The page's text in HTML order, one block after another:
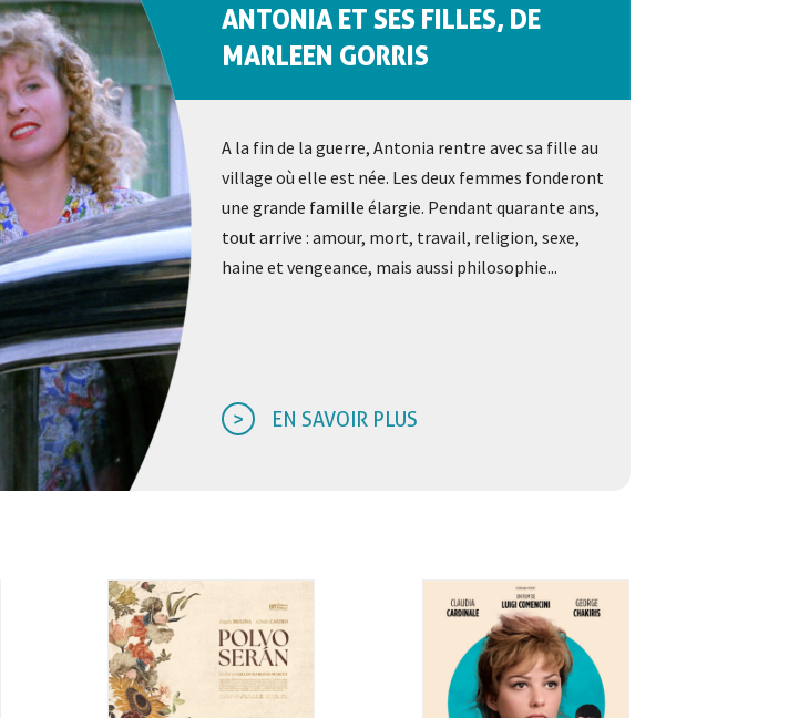
ANTONIA ET SES FILLES, DE
MARLEEN GORRIS
A la fin de la guerre, Antonia rentre avec sa fille au
village où elle est née. Les deux femmes fonderont
une grande famille élargie. Pendant quarante ans,
tout arrive : amour, mort, travail, religion, sexe,
haine et vengeance, mais aussi philosophie...
EN SAVOIR PLUS